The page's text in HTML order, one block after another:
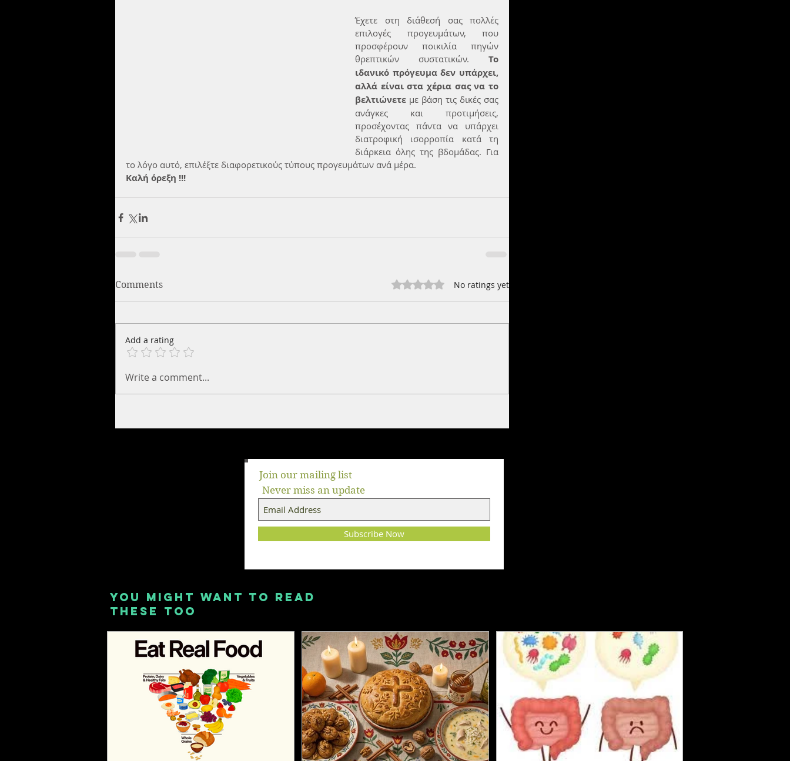
Έχετε στη διάθεσή σας πολλές
επιλογές προγευμάτων, που
προσφέρουν ποικιλία πηγών
θρεπτικών συστατικών. Το
ιδανικό πρόγευμα δεν υπάρχει,
αλλά είναι στα χέρια σας να το
βελτιώνετε με βάση τις δικές σας
ανάγκες και προτιμήσεις,
προσέχοντας πάντα να υπάρχει
διατροφική ισορροπία κατά τη
διάρκεια όλης της βδομάδας. Για
το λόγο αυτό, επιλέξτε διαφορετικούς τύπους προγευμάτων ανά μέρα.
Καλή όρεξη !!!
Comments Rated 0 out of 5 stars.No ratings yet
Add a rating
Write a comment...
Join our mailing list
Never miss an update
Subscribe Now
YOU MIGHT WANT TO READ
THESE TOO